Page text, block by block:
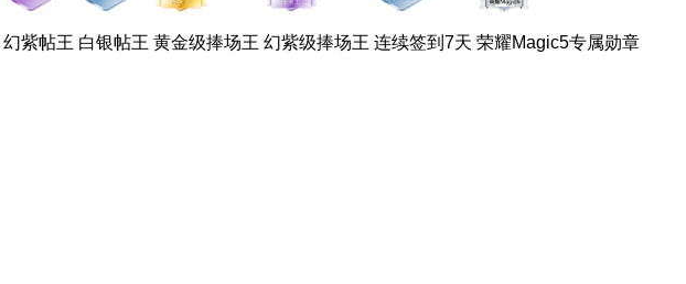
幻紫帖王 白银帖王 黄金级捧场王 幻紫级捧场王 连续签到7天 荣耀Magic5专属勋章